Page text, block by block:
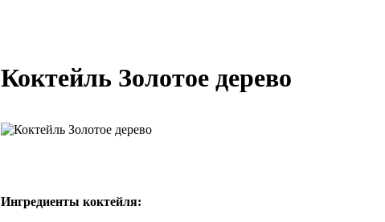
Коктейль Золотое дерево
Ингредиенты коктейля: